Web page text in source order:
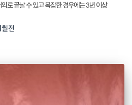
로 끝날 수 있고 복잡한 경우에는 3년 이상
전